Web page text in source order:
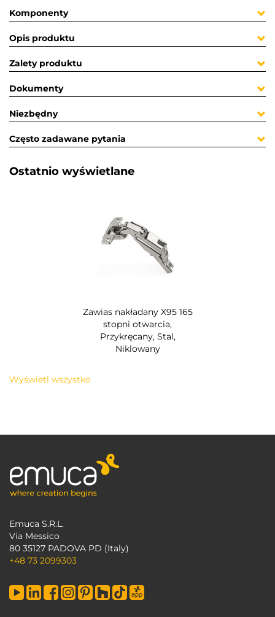
Komponenty
Opis produktu
Zalety produktu
Dokumenty
Niezbędny
Często zadawane pytania
Ostatnio wyświetlane​
Zawias nakładany X95 165
stopni otwarcia,
Przykręcany, Stal,
Niklowany
Wyświetl wszystko
Emuca S.R.L.
Via Messico
80 35127 PADOVA PD (Italy)
+48 73 2099303